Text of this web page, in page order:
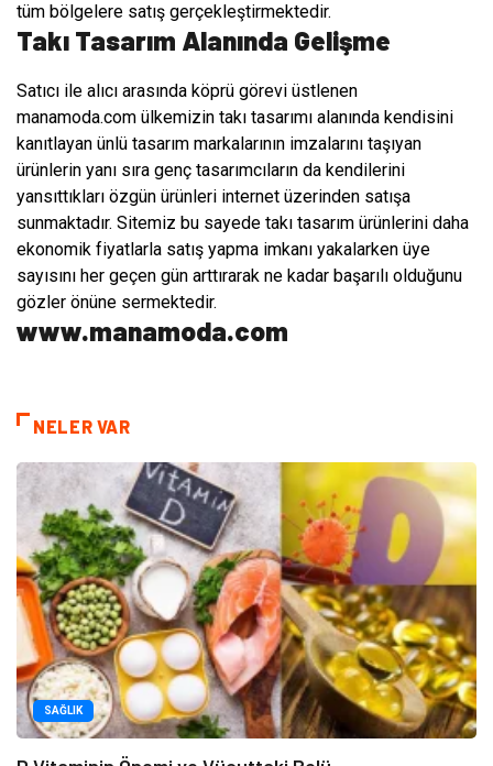
tüm bölgelere satış gerçekleştirmektedir.
Takı Tasarım Alanında Gelişme
Satıcı ile alıcı arasında köprü görevi üstlenen
manamoda.com ülkemizin takı tasarımı alanında kendisini
kanıtlayan ünlü tasarım markalarının imzalarını taşıyan
ürünlerin yanı sıra genç tasarımcıların da kendilerini
yansıttıkları özgün ürünleri internet üzerinden satışa
sunmaktadır. Sitemiz bu sayede takı tasarım ürünlerini daha
ekonomik fiyatlarla satış yapma imkanı yakalarken üye
sayısını her geçen gün arttırarak ne kadar başarılı olduğunu
gözler önüne sermektedir.
www.manamoda.com
NELER VAR
SAĞLIK